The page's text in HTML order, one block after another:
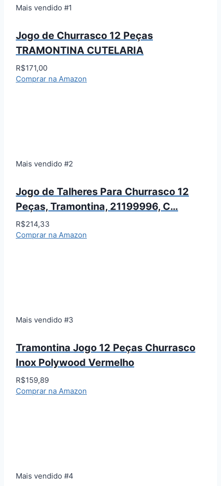
Mais vendido #1
Jogo de Churrasco 12 Peças
TRAMONTINA CUTELARIA
R$171,00
Comprar na Amazon
Mais vendido #2
Jogo de Talheres Para Churrasco 12
Peças, Tramontina, 21199996, C…
R$214,33
Comprar na Amazon
Mais vendido #3
Tramontina Jogo 12 Peças Churrasco
Inox Polywood Vermelho
R$159,89
Comprar na Amazon
Mais vendido #4